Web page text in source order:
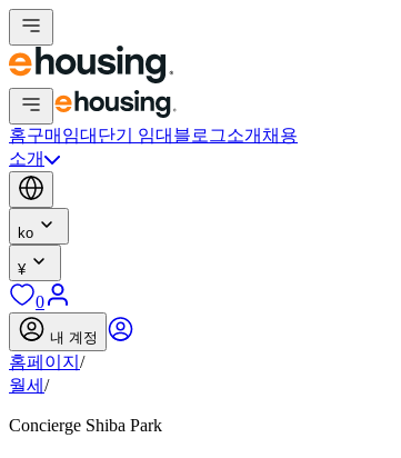
홈구매 임대 단기 임대 블로그소개 채용
소개
ko
¥
0
내 계정
홈페이지 /
월세 /
Concierge Shiba Park